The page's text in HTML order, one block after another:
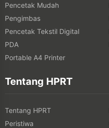
Pencetak Mudah
Pengimbas
Pencetak Tekstil Digital
PDA
Portable A4 Printer
Tentang HPRT
Tentang HPRT
Peristiwa